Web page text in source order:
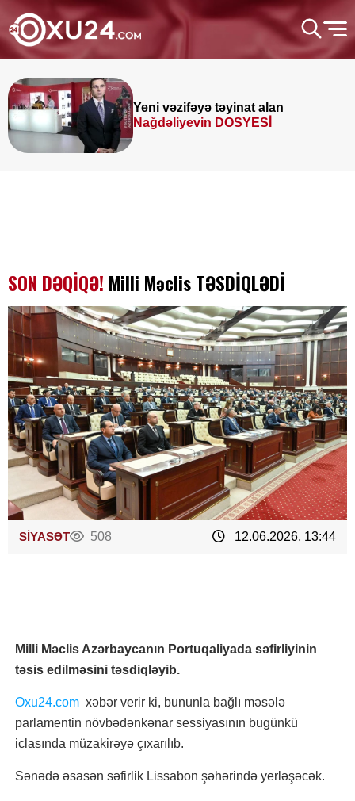
Yeni vəzifəyə təyinat alan
Nağdəliyevin DOSYESİ
SON DƏQİQƏ! Milli Məclis TƏSDİQLƏDİ
SİYASƏT 508 12.06.2026, 13:44
Milli Məclis Azərbaycanın Portuqaliyada səfirliyinin
təsis edilməsini təsdiqləyib.
Oxu24.com xəbər verir ki, bununla bağlı məsələ
parlamentin növbədənkənar sessiyasının bugünkü
iclasında müzakirəyə çıxarılıb.
Sənədə əsasən səfirlik Lissabon şəhərində yerləşəcək.